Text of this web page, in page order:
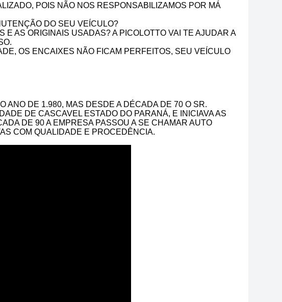
POIS NÃO NOS RESPONSABILIZAMOS POR MÁ
DO SEU VEÍCULO?
AS ORIGINAIS USADAS? A PICOLOTTO VAI TE AJUDAR A
OS ENCAIXES NÃO FICAM PERFEITOS, SEU VEÍCULO
ANO DE 1.980, MAS DESDE A DÉCADA DE 70 O SR.
DE CASCAVEL ESTADO DO PARANÁ, E INICIAVA AS
DE 90 A EMPRESA PASSOU A SE CHAMAR AUTO
COM QUALIDADE E PROCEDÊNCIA.